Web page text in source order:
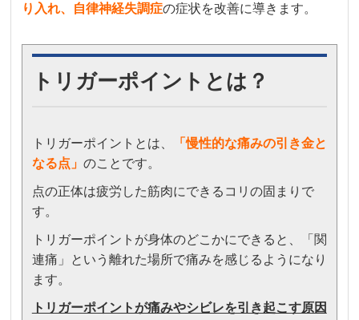
り入れ、自律神経失調症の症状を改善に導きます。
トリガーポイントとは？
トリガーポイントとは、 「慢性的な痛みの引き金と
なる点」 のことです。
点の正体は疲労した筋肉にできるコリの固まりで
す。
トリガーポイントが身体のどこかにできると、「関
連痛」という離れた場所で痛みを感じるようになり
ます。
トリガーポイントが痛みやシビレを引き起こす原因